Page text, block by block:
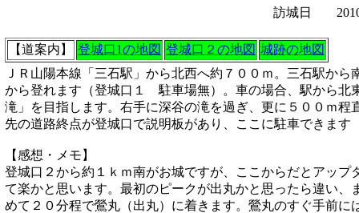
訪城日
【道案内】 登城口1の地図 登城口２の地図 城跡の地図
ＪＲ山陽本線「三石駅」から北西へ約７００ｍ。三石駅か
から登れます（登城口１ 駐車場無）。車の場合、駅から北
滝」を目指します。右手に深谷の滝を過ぎ、更に５００ｍ程
先の道路終点が登城口で説明板があり、ここに駐車できます
【感想・メモ】
登城口２から約１ｋｍ南がお城ですが、ここからだとアップ
て楽かと思います。最初のピークが出丸かと思ったら違い、
めて２０分程で鶯丸（出丸）に着きます。鶯丸のすぐ手前に